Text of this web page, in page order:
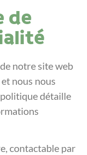
de
notre site web
nous nous
détaille
contactable par